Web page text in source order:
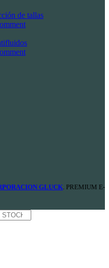
de tallas
GLUCK . PREMIUM E-